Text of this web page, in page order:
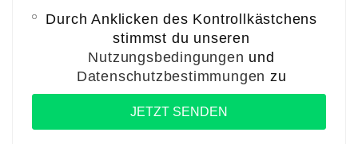
Durch Anklicken des Kontrollkästchens
stimmst du unseren
Nutzungsbedingungen und
Datenschutzbestimmungen zu